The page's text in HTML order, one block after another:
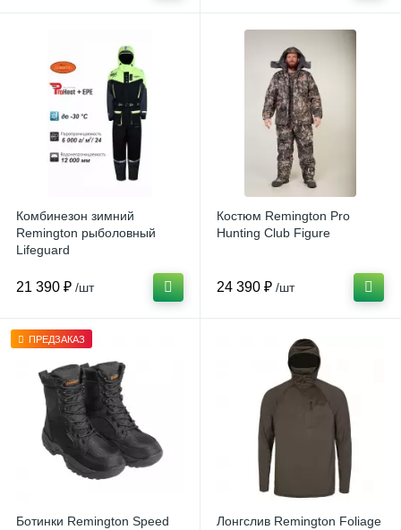
Комбинезон зимний
Remington рыболовный
Lifeguard
21 390 ₽ /шт
Костюм Remington Pro
Hunting Club Figure
24 390 ₽ /шт
ПРЕДЗАКАЗ
Ботинки Remington Speed
Лонгслив Remington Foliage